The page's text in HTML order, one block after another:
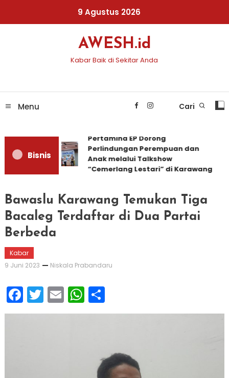
9 Agustus 2026
AWESH.id
Kabar Baik di Sekitar Anda
Menu Cari
Bisnis
Pertamina EP Dorong
Perlindungan Perempuan dan
Anak melalui Talkshow
“Cemerlang Lestari” di Karawang
Bawaslu Karawang Temukan Tiga
Bacaleg Terdaftar di Dua Partai
Berbeda
Kabar
9 Juni 2023
Niskala Prabandaru
Facebook
Twitter
EmailWhatsApp
Share